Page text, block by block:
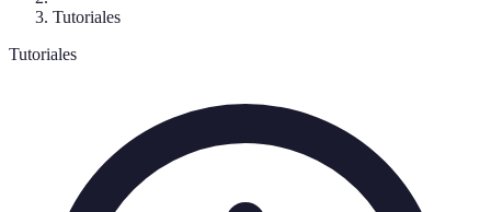
Tutoriales
Tutoriales